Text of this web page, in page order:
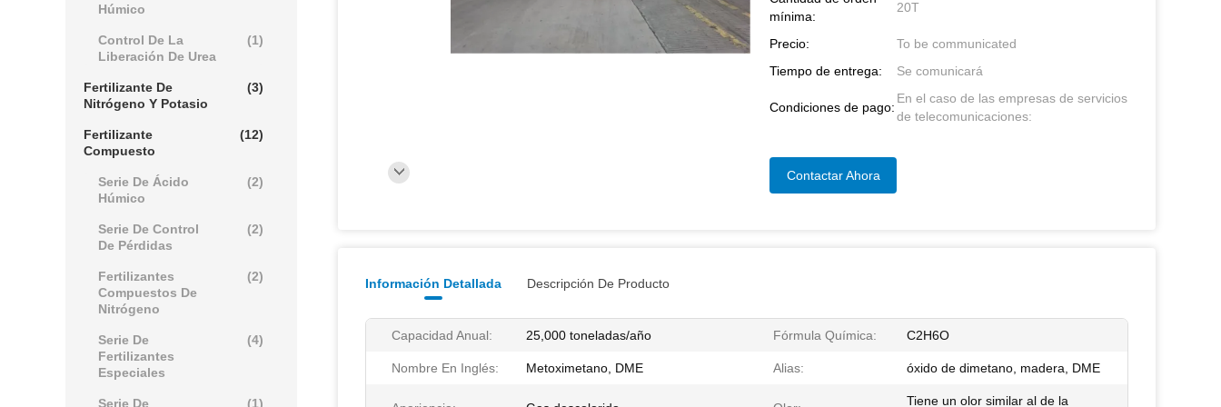
Húmico
Control De La
Liberación De Urea
(1)
Fertilizante De
Nitrógeno Y Potasio
(3)
Fertilizante
Compuesto
(12)
Serie De Ácido
Húmico
(2)
Serie De Control
De Pérdidas
(2)
Fertilizantes
Compuestos De
Nitrógeno
(2)
Serie De
Fertilizantes
Especiales
(4)
Serie De (1)
mínima:
20T
Precio:
To be communicated
Tiempo de entrega:
Se comunicará
Condiciones de pago:
En el caso de las empresas de servicios
de telecomunicaciones:
Contactar Ahora
Información Detallada Descripción De Producto
Capacidad Anual: 25,000 toneladas/año Fórmula Química: C2H6O
Nombre En Inglés: Metoximetano, DME Alias: óxido de dimetano, madera, DME
Tiene un olor similar al de la